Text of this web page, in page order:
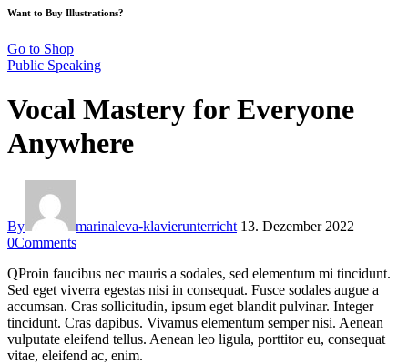
Want to Buy Illustrations?
Go to Shop
Public Speaking
Vocal Mastery for Everyone
Anywhere
By marinaleva-klavierunterricht 13. Dezember 2022
0Comments
QProin faucibus nec mauris a sodales, sed elementum mi tincidunt.
Sed eget viverra egestas nisi in consequat. Fusce sodales augue a
accumsan. Cras sollicitudin, ipsum eget blandit pulvinar. Integer
tincidunt. Cras dapibus. Vivamus elementum semper nisi. Aenean
vulputate eleifend tellus. Aenean leo ligula, porttitor eu, consequat
vitae, eleifend ac, enim.